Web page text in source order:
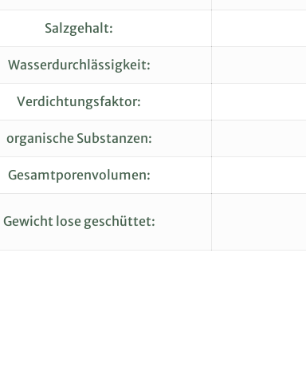
Salzgehalt:
Wasserdurchlässigkeit:
Verdichtungsfaktor:
organische Substanzen:
Gesamtporenvolumen:
Gewicht lose geschüttet: